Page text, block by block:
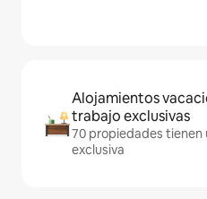
Alojamientos
trabajo exclusivas
70 propiedades tienen
exclusiva